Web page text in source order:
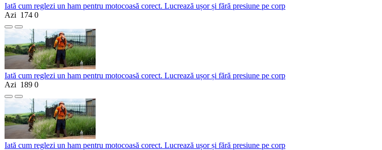
Iată cum reglezi un ham pentru motocoasă corect. Lucrează ușor și fără presiune pe corp
Azi 174 0
Iată cum reglezi un ham pentru motocoasă corect. Lucrează ușor și fără presiune pe corp
Azi 189 0
Iată cum reglezi un ham pentru motocoasă corect. Lucrează ușor și fără presiune pe corp